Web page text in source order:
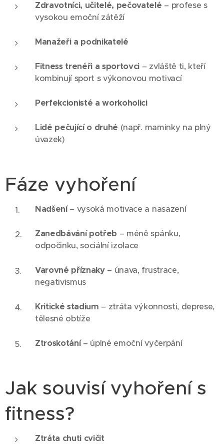
Zdravotníci, učitelé, pečovatelé – profese s
vysokou emoční zátěží
Manažeři a podnikatelé
Fitness trenéři a sportovci – zvláště ti, kteří
kombinují sport s výkonovou motivací
Perfekcionisté a workoholici
Lidé pečující o druhé (např. maminky na plný
úvazek)
Fáze vyhoření
Nadšení– vysoká motivace a nasazení
Zanedbávání potřeb – méně spánku,
odpočinku, sociální izolace
Varovné příznaky– únava, frustrace,
negativismus
Kritické stadium – ztráta výkonnosti, deprese,
tělesné obtíže
Ztroskotání– úplné emoční vyčerpání
Jak souvisí vyhoření s
fitness?
Ztráta chuti cvičit